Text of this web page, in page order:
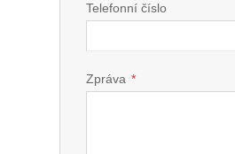
Telefonní číslo
Zpráva *